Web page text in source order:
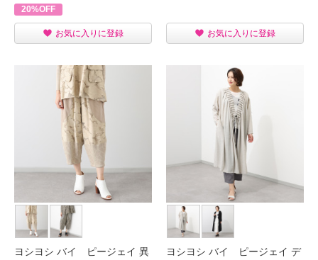
20%OFF
お気に入りに登録 お気に入りに登録
ヨシヨシ バイ ピージェイ 異
ヨシヨシ バイ ピージェイ デ